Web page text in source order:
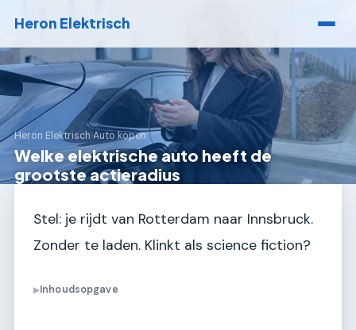
Heron Elektrisch
Heron Elektrisch›Auto kopen
Welke elektrische auto heeft de
grootste actieradius
Stel: je rijdt van Rotterdam naar Innsbruck.
Zonder te laden. Klinkt als science fiction?
▶Inhoudsopgave